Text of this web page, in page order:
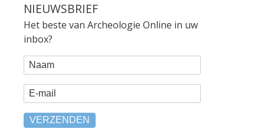
NIEUWSBRIEF
Het beste van Archeologie Online in uw
inbox?
WEBFORM
Naam
E-mail